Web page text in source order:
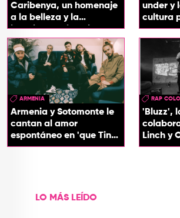
Caribenya, un homenaje
a la belleza y la
identidad del Caribe
under y
cultura
ARMENIA
Armenia y Sotomonte le
cantan al amor
espontáneo en 'que Tin
que Tan'
RAP
'Bluzz',
Linch y
Trash
LO MÁS LEÍDO